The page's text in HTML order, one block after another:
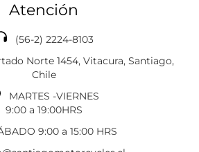
Atención
(56-2) 2224-8103
Norte 1454, Vitacura, Santiago,
Chile
MARTES -VIERNES
‎‎‎9:00 a 19:00HRS
9:00 a 15:00 HRS